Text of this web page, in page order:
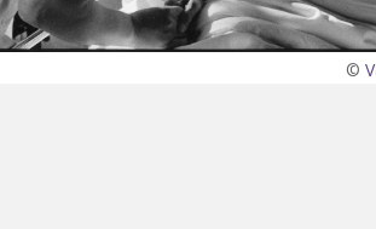
©